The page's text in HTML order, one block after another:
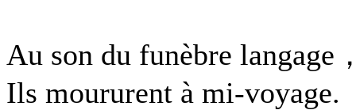
Au son du funèbre langage
Ils moururent à mi-voyage.